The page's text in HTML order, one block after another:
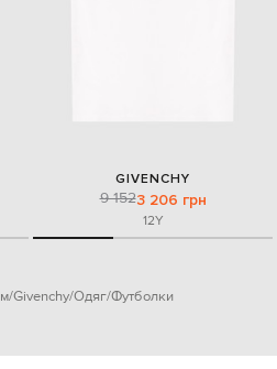
GIVENCHY
9 1523 206 грн
12Y
Givenchy Одяг Футболки